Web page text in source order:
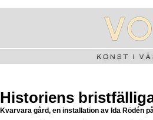
Historiens
Kvarvara gård, en installation av Ida Rödén